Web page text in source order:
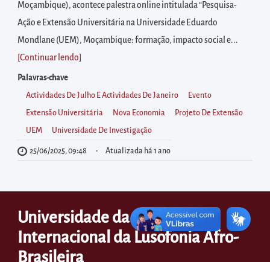
à
área
para
realizar
buscas
internas
Acessar
diretamente
as
rodapé
Moçambique), acontece palestra online intitulada “Pesquisa-
Ação e Extensão Universitária na Universidade Eduardo
Mondlane (UEM), Moçambique: formação, impacto social e...
[Continuar lendo
Palavras-chave
Actividades De Julho E Actividades De Janeiro Evento
Extensão Universitária Nova Economia Projeto De Extensão
UEM Universidade De Investigação
25/06/2025, 09:48 Atualizada há 1 ano
Universidade da Integração
Internacional da Lusofonia Afro-
Brasileira